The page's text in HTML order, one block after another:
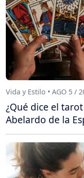
Vida y Estilo • AGO 5 /
¿Qué dice el
Abelardo de la